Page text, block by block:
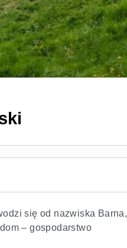
się od nazwiska Barna,
– gospodarstwo